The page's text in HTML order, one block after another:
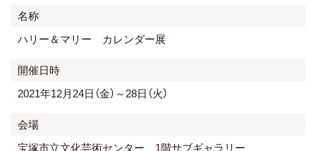
名称
ハリー＆マリー カレンダー展
開催日時
2021年12月24日（金）～28日（火）
会場
宝塚市立文化芸術センター 1階サブギャラリー